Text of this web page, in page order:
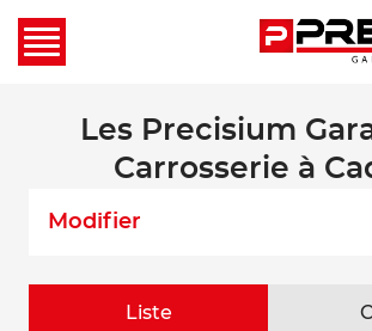
Les Precisium
Carrosserie à
Modifier
Liste